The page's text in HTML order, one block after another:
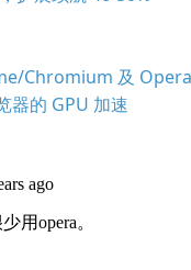
Chromium 及
器的 GPU 加速